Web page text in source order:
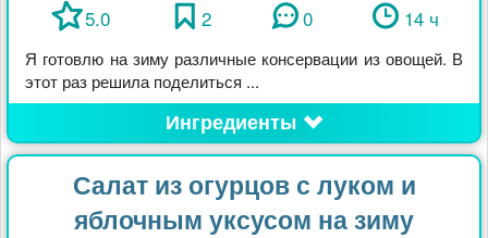
5.0 2 0 14 ч
Я готовлю на зиму различные консервации из овощей. В
этот раз решила поделиться ...
Ингредиенты
Салат из огурцов с луком и
яблочным уксусом на зиму